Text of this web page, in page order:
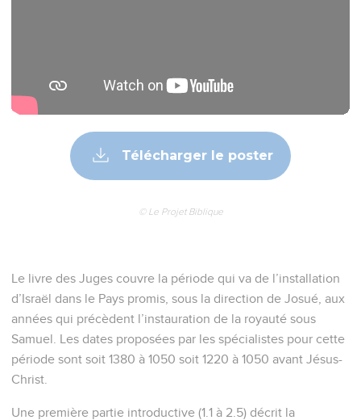
Télécharger le poster
© Le Projet Biblique
Le livre des Juges couvre la période qui va de l’installation
d’Israël dans le Pays promis, sous la direction de Josué, aux
années qui précèdent l’instauration de la royauté sous
Samuel. Les dates proposées par les spécialistes pour cette
période sont soit 1380 à 1050 soit 1220 à 1050 avant Jésus-
Christ.
Une première partie introductive (1.1 à 2.5) décrit la